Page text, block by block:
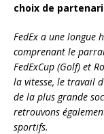
choix de
FedEx a une
comprenant le
FedExCup (Golf) et
la vitesse, le travail
de la plus grande
retrouvons
sportifs.